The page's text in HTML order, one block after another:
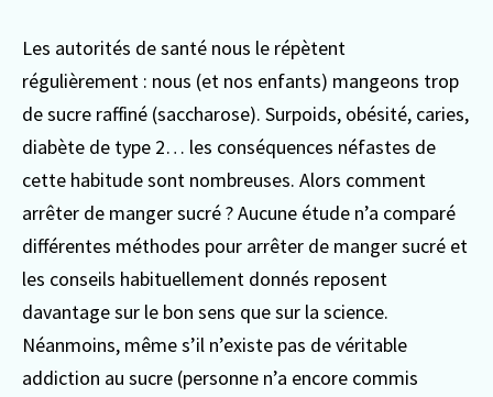
Les autorités de santé nous le répètent
régulièrement : nous (et nos enfants) mangeons trop
de sucre raffiné (saccharose). Surpoids, obésité, caries,
diabète de type 2… les conséquences néfastes de
cette habitude sont nombreuses. Alors comment
arrêter de manger sucré ?Aucune étude n’a comparé
différentes méthodes pour arrêter de manger sucré et
les conseils habituellement donnés reposent
davantage sur le bon sens que sur la science.
Néanmoins, même s’il n’existe pas de véritable
addiction au sucre (personne n’a encore commis